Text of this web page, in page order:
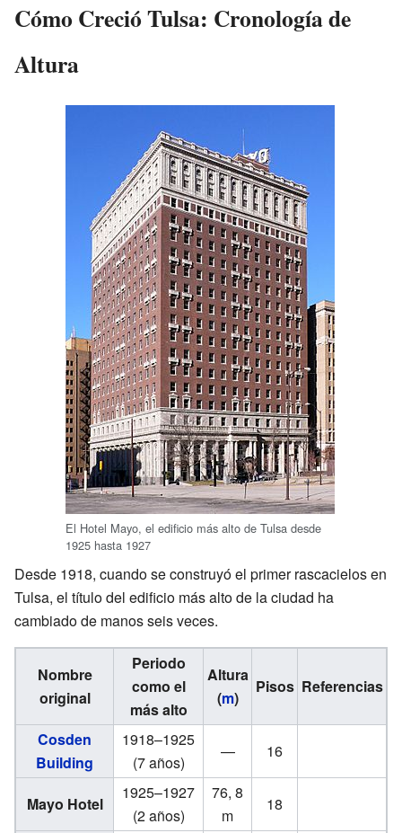
Cómo Creció Tulsa: Cronología de
Altura
El Hotel Mayo, el edificio más alto de Tulsa desde
1925 hasta 1927
Desde 1918, cuando se construyó el primer rascacielos en
Tulsa, el título del edificio más alto de la ciudad ha
cambiado de manos seis veces.
Nombre
original
Periodo
como el
más alto
Altura
(m)
Pisos Referencias
Cosden
Building
1918–1925
(7 años)
— 16
Mayo Hotel
1925–1927
(2 años)
76, 8
m
18